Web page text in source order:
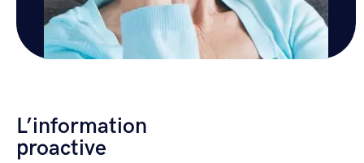
L’information
proactive